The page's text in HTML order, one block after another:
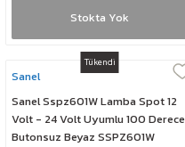
Stokta Yok
Tükendi
Sanel
Sanel Sspz601W Lamba Spot 12
Volt - 24 Volt Uyumlu 100 Derece
Butonsuz Beyaz SSPZ601W